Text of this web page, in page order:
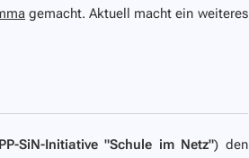
gemacht. Aktuell macht ein weiteres
SiN-Initiative "Schule im Netz") den